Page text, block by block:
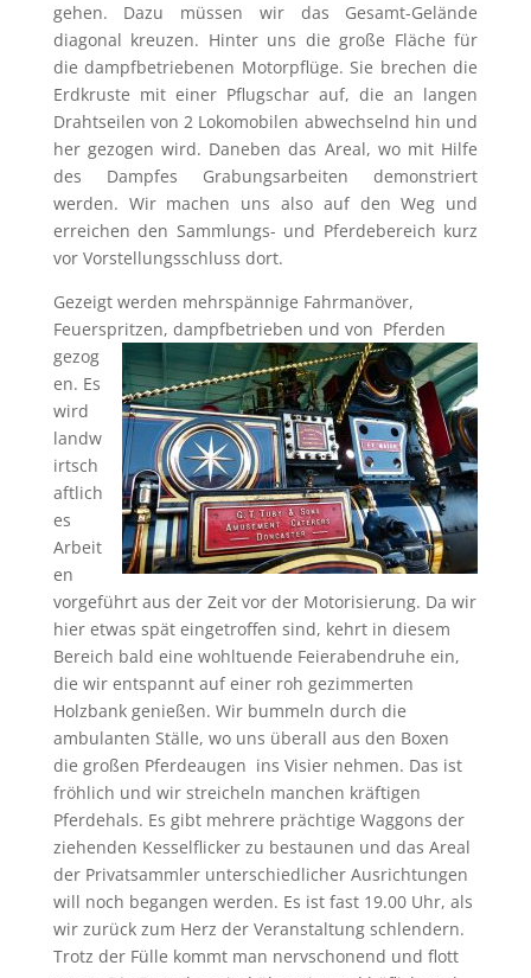
gehen. Dazu müssen wir das Gesamt-Gelände
diagonal kreuzen. Hinter uns die große Fläche für
die dampfbetriebenen Motorpflüge. Sie brechen die
Erdkruste mit einer Pflugschar auf, die an langen
Drahtseilen von 2 Lokomobilen abwechselnd hin und
her gezogen wird. Daneben das Areal, wo mit Hilfe
des Dampfes Grabungsarbeiten demonstriert
werden. Wir machen uns also auf den Weg und
erreichen den Sammlungs- und Pferdebereich kurz
vor Vorstellungsschluss dort.
Gezeigt werden mehrspännige Fahrmanöver,
Feuerspritzen, dampfbetrieben und von Pferden
gezog
en. Es
wird
landw
irtsch
aftlich
es
Arbeit
en
vorgeführt aus der Zeit vor der Motorisierung. Da wir
hier etwas spät eingetroffen sind, kehrt in diesem
Bereich bald eine wohltuende Feierabendruhe ein,
die wir entspannt auf einer roh gezimmerten
Holzbank genießen. Wir bummeln durch die
ambulanten Ställe, wo uns überall aus den Boxen
die großen Pferdeaugen ins Visier nehmen. Das ist
fröhlich und wir streicheln manchen kräftigen
Pferdehals. Es gibt mehrere prächtige Waggons der
ziehenden Kesselflicker zu bestaunen und das Areal
der Privatsammler unterschiedlicher Ausrichtungen
will noch begangen werden. Es ist fast 19.00 Uhr, als
wir zurück zum Herz der Veranstaltung schlendern.
Trotz der Fülle kommt man nervschonend und flott